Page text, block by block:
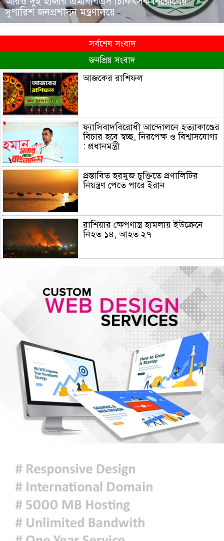
সুপারিশ জনপ্রশাসন মন্ত্রণালয়ে
সর্বশেষ সংবাদ
জনপ্রিয় সংবাদ
আজকের রাশিফল
ফ্যাসিবাদবিরোধী আন্দোলনে হত্যাকাণ্ডের
বিচার হবে স্বচ্ছ, নিরপেক্ষ ও বিশ্বাসযোগ্য
: প্রধানমন্ত্রী
প্রস্তাবিত হরমুজ চুক্তিতে প্রণালিটির
নিয়ন্ত্রণ পেতে পারে ইরান
রাশিয়ার ক্ষেপণাস্ত্র হামলায় ইউক্রেনে
নিহত ১৪, আহত ২৭
হামের উপসর্গে আরও ৫ শিশুর মৃত্যু
গোপালগঞ্জে ১৫ আগস্ট পর্যন্ত নিরাপত্তা
জোরদার, ৫ প্লাটুন বিজিবি মোতায়েন
আরেকটি বিপ্লব আসন্ন, সেই বিপ্লবের জন্য
আমি দেশবাসীকে প্রস্তুতি নেওয়ার আহ্বান
জানাচ্ছি- ডা. শফিকুর রহমান
জুলাই গণঅভ্যুত্থান দিবসে রাজশাহীতে
স্মৃতিস্তম্ভে শ্রদ্ধাঞ্জলি
‘জুলাই গণঅভ্যুত্থান স্মৃতি জাদুঘর’
উদ্বোধন করলেন প্রধানমন্ত্রী
শ্রীলঙ্কায় ভয়াবহ বন্যা ও ভূমিধস: নিহত
৭, স্কুল বন্ধ ঘোষণা